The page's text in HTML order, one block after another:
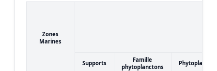
Zones
Marines
Supports
Famille
phytoplanctons